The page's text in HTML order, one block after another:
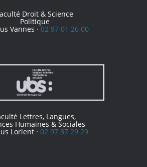
Droit & Science
Politique
Vannes ·02 97 01 26 00
Lettres, Langues,
Humaines & Sociales
Lorient · 02 97 87 29 29